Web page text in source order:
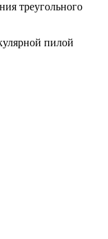
треугольного
пилой